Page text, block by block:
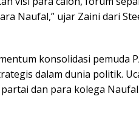
Naufal,” ujar Zaini dari
konsolidasi pemuda
dalam dunia politik.
dan para kolega